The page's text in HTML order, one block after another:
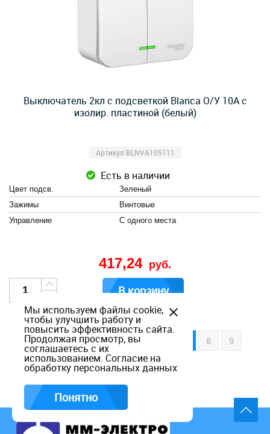
Выключатель 2кл с подсветкой Blanca О/У 10А с
изолир. пластиной (белый)
Артикул BLNVA105111
Есть в наличии
Цвет подсв.
Зеленый
Зажимы
Винтовые
Управление
С одного места
417,24 руб.
В корзину
1 2 3 4 5 8
9
10
все
Мы используем файлы cookie,
чтобы улучшить работу и
повысить эффективность сайта.
Продолжая просмотр, вы
соглашаетесь с их
использованием. Согласие на
обработку персональных данных
Понятно